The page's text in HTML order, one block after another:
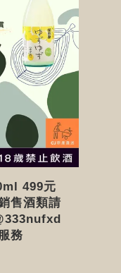
499元
售酒類請
務